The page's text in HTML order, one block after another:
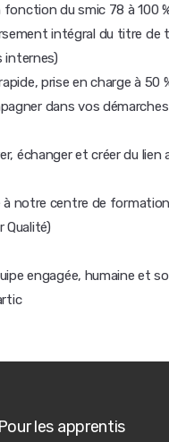
du smic 78 à 100
intégral du titre de
internes)
prise en charge à 50
dans vos
échanger et créer du lien
notre centre de
Qualité)
engagée, humaine et
Pour les apprentis